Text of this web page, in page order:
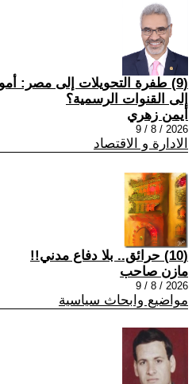
(9) طفرة التحويلات إلى مصر:
إلى القنوات الرسمية؟
أيمن زهري
2026 / 8 / 9
الادارة و الاقتصاد
(10) حرائق.. بلا دفاع مدني!!
مازن صاحب
2026 / 8 / 9
مواضيع وابحاث سياسية